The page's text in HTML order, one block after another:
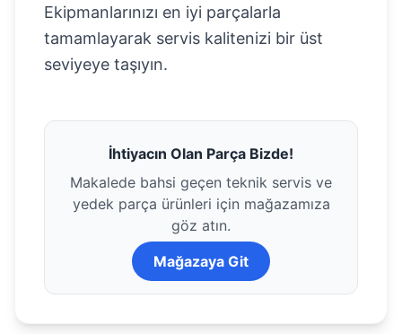
Ekipmanlarınızı en iyi parçalarla
tamamlayarak servis kalitenizi bir üst
seviyeye taşıyın.
İhtiyacın Olan Parça Bizde!
Makalede bahsi geçen teknik servis ve
yedek parça ürünleri için mağazamıza
göz atın.
Mağazaya Git